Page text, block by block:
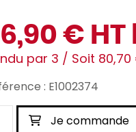
€
par 3 / Soit
: E1002374
Je commande